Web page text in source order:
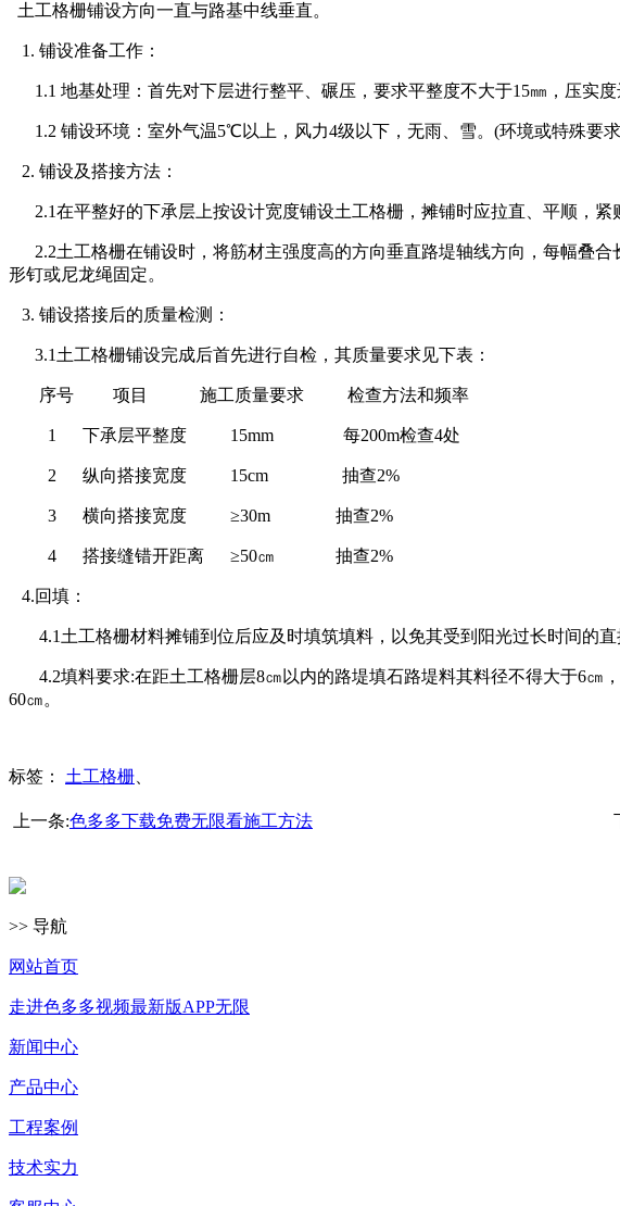
土工格栅铺设方向一直与路基中线垂直。
1. 铺设准备工作：
1.1 地基处理：首先对下层进行整平、碾压，要求平整度不大于15㎜，压
1.2 铺设环境：室外气温5℃以上，风力4级以下，无雨、雪。(环境或特殊要
2. 铺设及搭接方法：
2.1在平整好的下承层上按设计宽度铺设土工格栅，摊铺时应拉直、平顺，紧
2.2土工格栅在铺设时，将筋材主强度高的方向垂直路堤轴线方向，每幅叠
形钉或尼龙绳固定。
3. 铺设搭接后的质量检测：
3.1土工格栅铺设完成后首先进行自检，其质量要求见下表：
序号 项目 施工质量要求 检查方法和频率
1 下承层平整度 15mm 每200m检查4处
2 纵向搭接宽度 15cm 抽查2%
3 横向搭接宽度 ≥30m 抽查2%
4 搭接缝错开距离 ≥50㎝ 抽查2%
4.回填：
4.1土工格栅材料摊铺到位后应及时填筑填料，以免其受到阳光过长时间的直
4.2填料要求:在距土工格栅层8㎝以内的路堤填石路堤料其料径不得大于6㎝
60㎝。
标签： 土工格栅
上一条:色多多下载免费无限看施工方法
>> 导航
网站首页
走进色多多视频最新版APP无限
新闻中心
产品中心
工程案例
技术实力